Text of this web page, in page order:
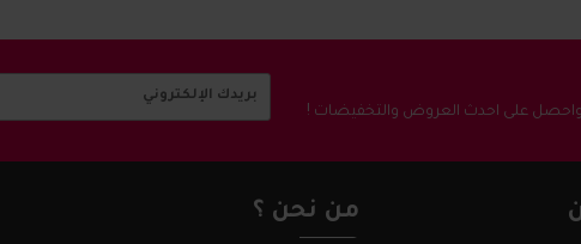
واحصل على احدث العروض والتخفيضات !
من نحن ؟